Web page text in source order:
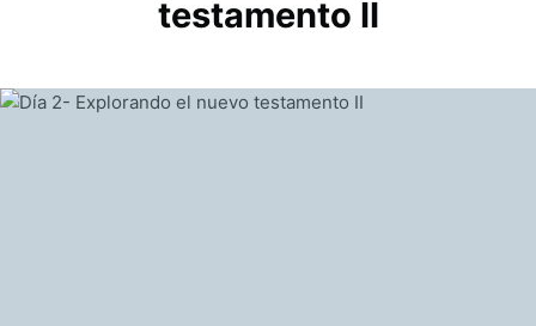
testamento II